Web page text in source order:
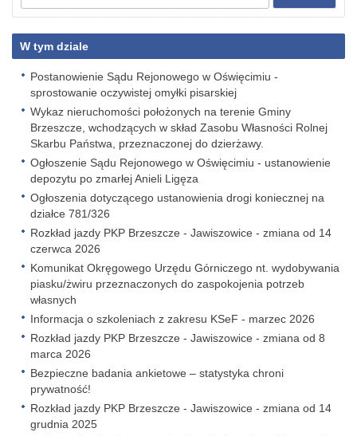
W tym dziale
Postanowienie Sądu Rejonowego w Oświęcimiu -
sprostowanie oczywistej omyłki pisarskiej
Wykaz nieruchomości położonych na terenie Gminy
Brzeszcze, wchodzących w skład Zasobu Własności Rolnej
Skarbu Państwa, przeznaczonej do dzierżawy.
Ogłoszenie Sądu Rejonowego w Oświęcimiu - ustanowienie
depozytu po zmarłej Anieli Ligęza
Ogłoszenia dotyczącego ustanowienia drogi koniecznej na
działce 781/326
Rozkład jazdy PKP Brzeszcze - Jawiszowice - zmiana od 14
czerwca 2026
Komunikat Okręgowego Urzędu Górniczego nt. wydobywania
piasku/żwiru przeznaczonych do zaspokojenia potrzeb
własnych
Informacja o szkoleniach z zakresu KSeF - marzec 2026
Rozkład jazdy PKP Brzeszcze - Jawiszowice - zmiana od 8
marca 2026
Bezpieczne badania ankietowe – statystyka chroni
prywatność!
Rozkład jazdy PKP Brzeszcze - Jawiszowice - zmiana od 14
grudnia 2025